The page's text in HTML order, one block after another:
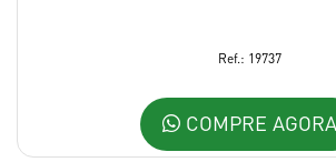
Ref.: 19737
COMPRE AGORA